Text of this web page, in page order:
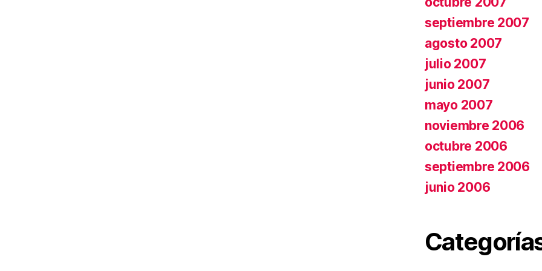
septiembre 2007
agosto 2007
julio 2007
junio 2007
mayo 2007
noviembre 2006
octubre 2006
septiembre 2006
junio 2006